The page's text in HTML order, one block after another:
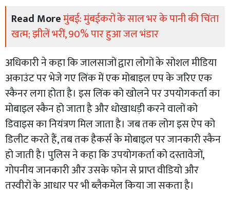
Read Moreमुंबई: मुंबईकरों के साल भर के पानी की चिंता
खत्म; झीलें भरीं, 90% पार हुआ जल भंडार
अधिकारी ने कहा कि जालसाजों द्वारा लोगों के सोशल मीडिया
अकाउंट पर भेजे गए लिंक में एक मोबाइल एप के जरिए एक
स्कैनर लगा होता है। इस लिंक को खोलने पर उपयोगकर्ता का
मोबाइल स्कैन हो जाता है और धोखाधड़ी करने वालों को
डिवाइस का नियंत्रण मिल जाता है। जब तक लोग इस ऐप को
डिलीट करते हैं, तब तक हैकर्स के मोबाइल पर जानकारी स्कैन
हो जाती है। पुलिस ने कहा कि उपयोगकर्ता को दस्तावेजों,
गोपनीय जानकारी और उसके फोन से प्राप्त वीडियो और
तस्वीरों के आधार पर भी ब्लैकमेल किया जा सकता है।